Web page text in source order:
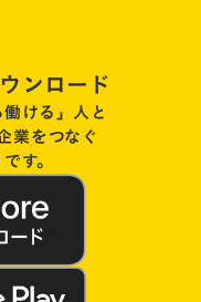
ンロード
ける」人と
業をつなぐ
す。